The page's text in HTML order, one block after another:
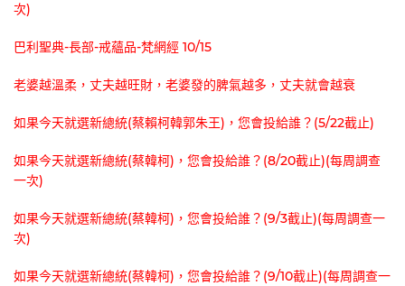
次)
巴利聖典-長部-戒蘊品-梵網經 10/15
老婆越溫柔，丈夫越旺財，老婆發的脾氣越多，丈夫就會越衰
如果今天就選新總統(蔡賴柯韓郭朱王)，您會投給誰？(5/22截止)
如果今天就選新總統(蔡韓柯)，您會投給誰？(8/20截止)(每周調查
一次)
如果今天就選新總統(蔡韓柯)，您會投給誰？(9/3截止)(每周調查一
次)
如果今天就選新總統(蔡韓柯)，您會投給誰？(9/10截止)(每周調查一